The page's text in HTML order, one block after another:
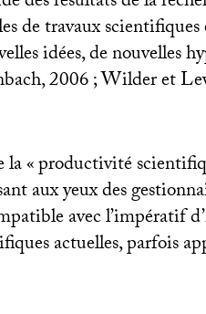
de travaux
idées, de nouvelles
2006; Wilder et
la «productivité
aux yeux des
avec l’impératif
actuelles, parfois